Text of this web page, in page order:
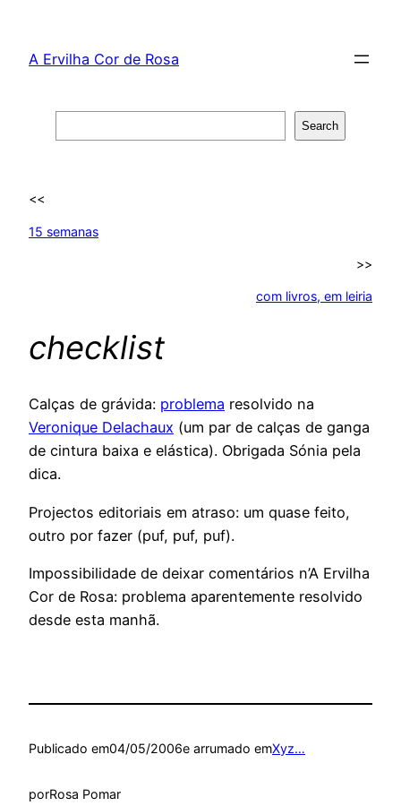
content
A Ervilha Cor de Rosa
Search
<<
15 semanas
>>
com livros, em leiria
checklist
Calças de grávida: problema resolvido na
Veronique Delachaux (um par de calças de ganga
de cintura baixa e elástica). Obrigada Sónia pela
dica.
Projectos editoriais em atraso: um quase feito,
outro por fazer (puf, puf, puf).
Impossibilidade de deixar comentários n’A Ervilha
Cor de Rosa: problema aparentemente resolvido
desde esta manhã.
Publicado em04/05/2006e arrumado emXyz…
porRosa Pomar